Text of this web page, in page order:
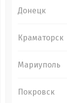
Донецк
Краматорск
Мариуполь
Покровск